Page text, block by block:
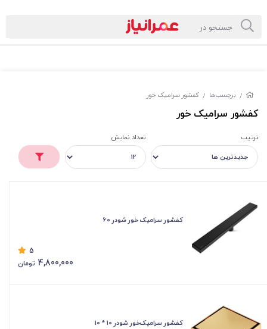
/ برچسب‌ها / کفشور سرامیک خور
کفشور سرامیک خور
ترتیب تعداد نمایش
کفشور سرامیک خور شودر 60
5
4,800,000 تومان
کفشور سرامیک‌خور شودر 10 * 10